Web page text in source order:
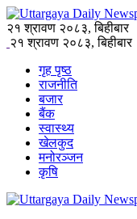
२१ श्रावण २०८३, बिहीबार
२१ श्रावण २०८३, बिहीबार
गृह पृष्ठ
राजनीति
बजार
बैंक
स्वास्थ्य
खेलकुद
मनोरञ्जन
कृषि